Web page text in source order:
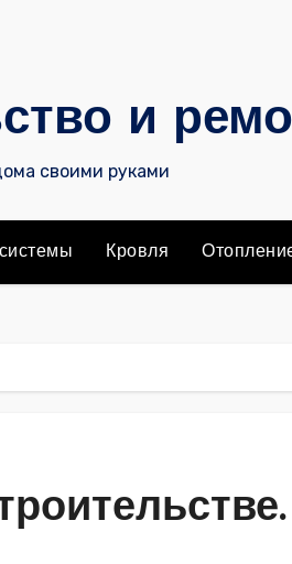
и
своими руками
Кровля